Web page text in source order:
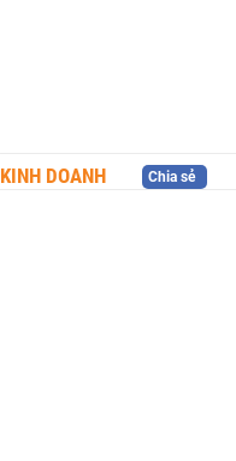
KINH DOANH Chia sẻ